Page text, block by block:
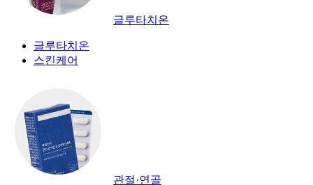
글루타치온
글루타치온
스킨케어
관절·연골